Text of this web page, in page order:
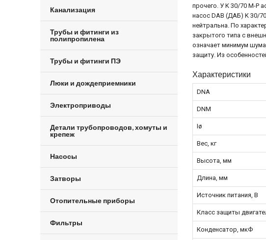
Канализация
Трубы и фитинги из
полипропилена
Трубы и фитинги ПЭ
Люки и дождеприемники
Электроприводы
Детали трубопроводов, хомуты и
крепеж
Насосы
Затворы
Отопительные приборы
Фильтры
прочего. У K 30/70 M-P
насос DAB (ДАБ) K 30/
нейтральна. По
закрытого типа с
означает минимум
защиту. Из
Характеристики
DNA
DNM
Iø
Вес, кг
Высота, мм
Длина, мм
Источник питания, В
Класс защиты
Конденсатор, мкФ